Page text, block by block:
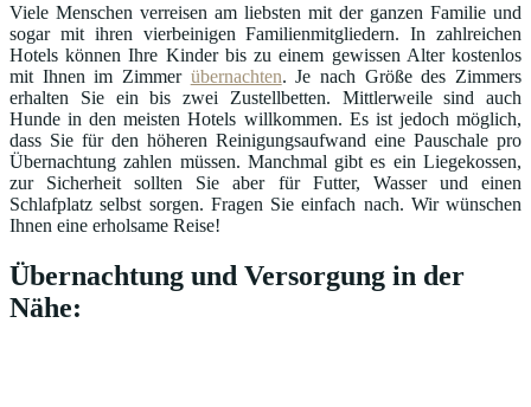
Viele Menschen verreisen am liebsten mit der ganzen Familie und
sogar mit ihren vierbeinigen Familienmitgliedern. In zahlreichen
Hotels können Ihre Kinder bis zu einem gewissen Alter kostenlos
mit Ihnen im Zimmer übernachten. Je nach Größe des Zimmers
erhalten Sie ein bis zwei Zustellbetten. Mittlerweile sind auch
Hunde in den meisten Hotels willkommen. Es ist jedoch möglich,
dass Sie für den höheren Reinigungsaufwand eine Pauschale pro
Übernachtung zahlen müssen. Manchmal gibt es ein Liegekossen,
zur Sicherheit sollten Sie aber für Futter, Wasser und einen
Schlafplatz selbst sorgen. Fragen Sie einfach nach. Wir wünschen
Ihnen eine erholsame Reise!
Übernachtung und Versorgung in der
Nähe: